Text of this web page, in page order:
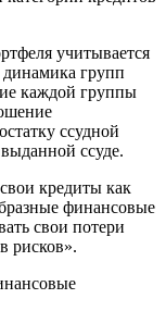
учитывается
динамика групп
каждой группы
ссудной
ссуде.
кредиты как
финансовые
свои потери
рисков».